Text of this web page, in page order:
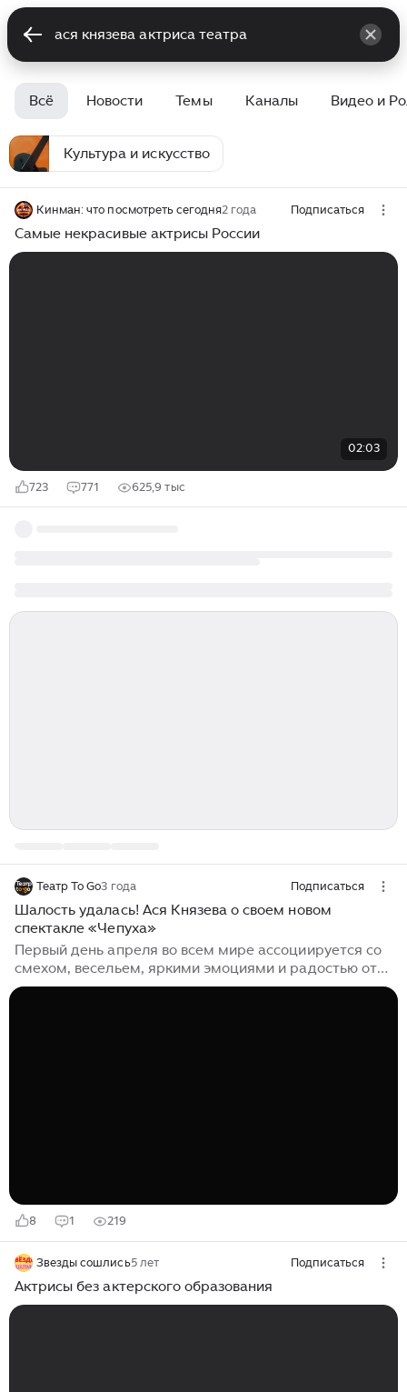
Всё Новости Темы Каналы Видео и
Культура и искусство
Кинман: что посмотреть сегодня2 года Подписаться
Самые некрасивые актрисы России
02:03
723 771 625,9 тыс
Театр To Go3 года Подписаться
Шалость удалась! Ася Князева о своем новом
спектакле «Чепуха»
Первый день апреля во всем мире ассоциируется со
смехом, весельем, яркими эмоциями и радостью от
пришедшей весны. Неслучайно премьеру спектакля
8 1 219
Звезды сошлись5 лет Подписаться
Актрисы без актерского образования